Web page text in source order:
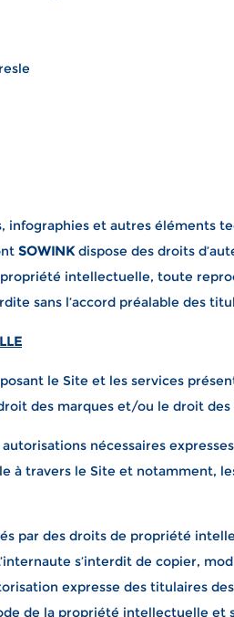
infographies et autres éléments
SOWINKdispose des droits
intellectuelle, toute
sans l’accord préalable des
le Site et les services
des marques et/ou le droit
autorisations nécessaires
à travers le Site et notamment,
par des droits de propriété
s’interdit de copier,
expresse des titulaires
de la propriété intellectuelle et